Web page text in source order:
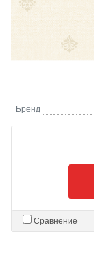
_Бренд
Сравнение